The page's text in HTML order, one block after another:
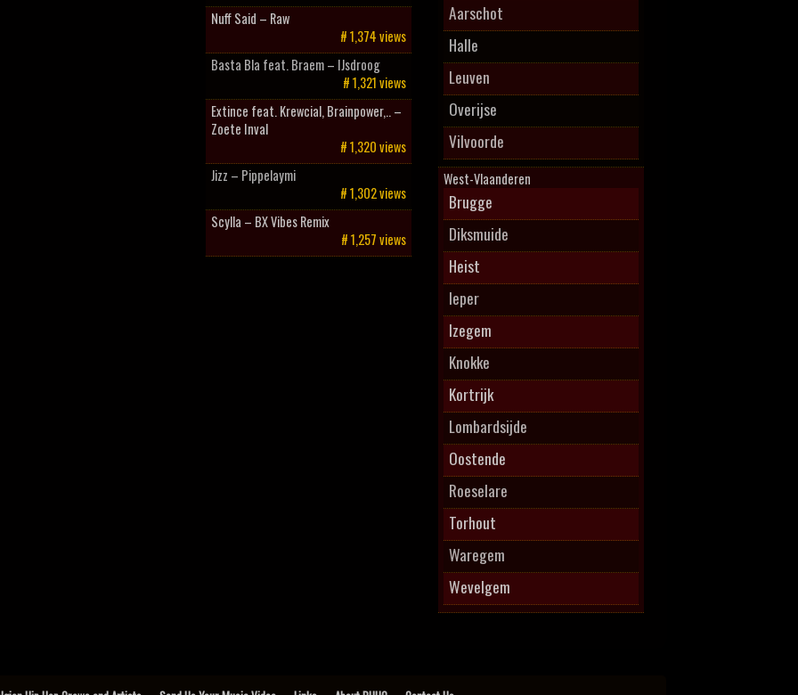
Nuff Said – Raw
# 1,374 views
Basta Bla feat. Braem – IJsdroog
# 1,321 views
Extince feat. Krewcial, Brainpower,.. –
Zoete Inval
# 1,320 views
Jizz – Pippelaymi
# 1,302 views
Scylla – BX Vibes Remix
# 1,257 views
Aarschot
Halle
Leuven
Overijse
Vilvoorde
West-Vlaanderen
Brugge
Diksmuide
Heist
Ieper
Izegem
Knokke
Kortrijk
Lombardsijde
Oostende
Roeselare
Torhout
Waregem
Wevelgem